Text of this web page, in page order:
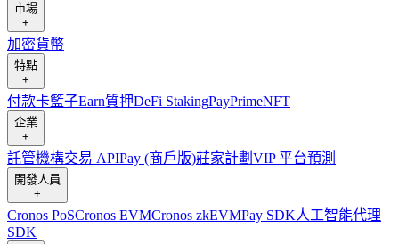
市場
+
加密貨幣
特點
+
付款卡籃子Earn質押DeFi StakingPayPrimeNFT
企業
+
託管機構交易 APIPay (商戶版)莊家計劃 VIP 平台預測
開發人員
+
Cronos PoSCronos EVMCronos zkEVMPay SDK人工智能代理
SDK